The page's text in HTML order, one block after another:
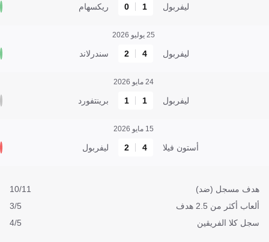
ليفربول 1
0 ريكسهام
25 يوليو 2026
ليفربول 4
2 سندرلاند
24 مايو 2026
ليفربول 1
1 برينتفورد
15 مايو 2026
أستون فيلا 4
2 ليفربول
هدف مسجل (ضد)
10/11
ألعاب أكثر من 2.5 هدف
3/5
سجل كلا الفريقين
4/5